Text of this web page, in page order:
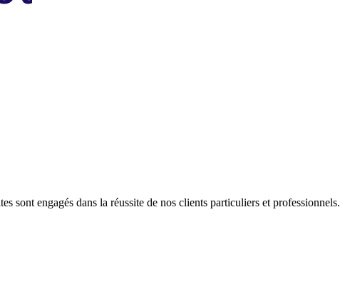
sont engagés dans la réussite de nos clients particuliers et professionnels.